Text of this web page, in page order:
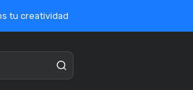
tu creatividad